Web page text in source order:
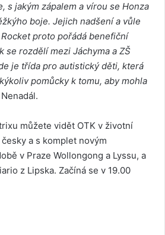
s jakým zápalem a vírou se Honza
boje. Jejich nadšení a vůle
proto pořádá benefiční
se rozdělí mezi Jáchyma a ZŠ
je třída pro autistický děti, která
pomůcky k tomu, aby mohla
můžete vidět OTK v životní
a s komplet novým
v Praze Wollongong a Lyssu, a
z Lipska. Začíná se v 19.00